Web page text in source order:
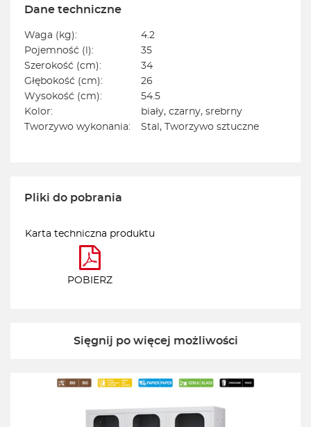
Dane techniczne
Waga (kg):
4.2
Pojemność (l):
35
Szerokość (cm):
34
Głębokość (cm):
26
Wysokość (cm):
54.5
Kolor:
biały, czarny, srebrny
Tworzywo wykonania:
Stal, Tworzywo sztuczne
Pliki do pobrania
Karta techniczna produktu
POBIERZ
Sięgnij po więcej możliwości